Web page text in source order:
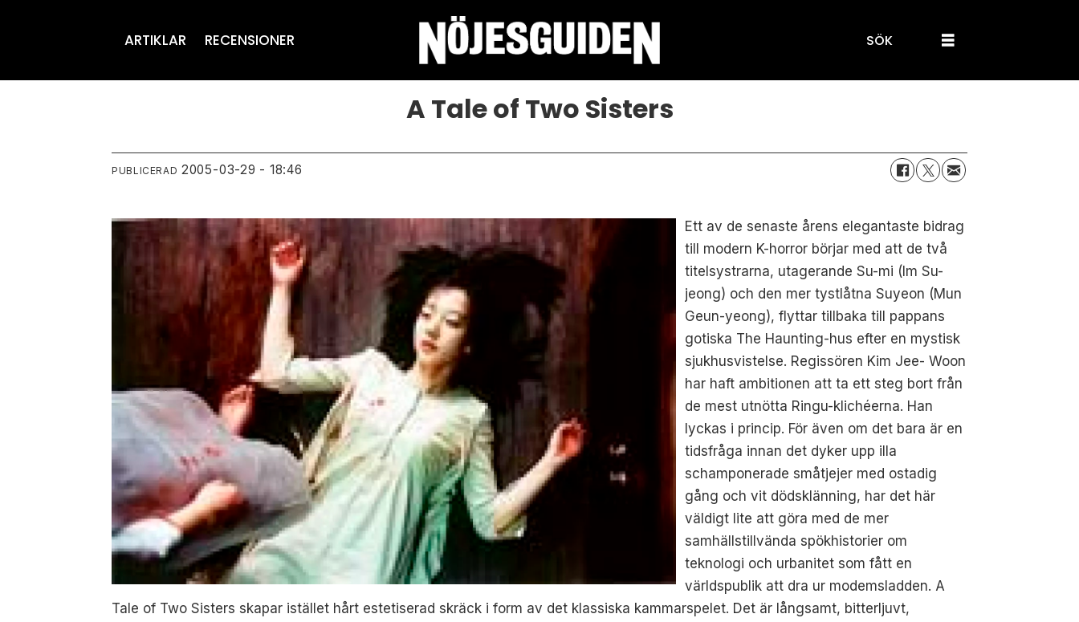
ARTIKLAR RECENSIONER SÖK
A Tale of Two Sisters
PUBLICERAD 2005-03-29 - 18:46
Ett av de senaste årens elegantaste bidrag
till modern K-horror börjar med att de två
titelsystrarna, utagerande Su-mi (Im Su-
jeong) och den mer tystlåtna Suyeon (Mun
Geun-yeong), flyttar tillbaka till pappans
gotiska The Haunting-hus efter en mystisk
sjukhusvistelse. Regissören Kim Jee- Woon
har haft ambitionen att ta ett steg bort från
de mest utnötta Ringu-klichéerna. Han
lyckas i princip. För även om det bara är en
tidsfråga innan det dyker upp illa
schamponerade småtjejer med ostadig
gång och vit dödsklänning, har det här
väldigt lite att göra med de mer
samhällstillvända spökhistorier om
teknologi och urbanitet som fått en
världspublik att dra ur modemsladden. A
Tale of Two Sisters skapar istället hårt estetiserad skräck i form av det klassiska kammarspelet. Det är långsamt, bitterljuvt,